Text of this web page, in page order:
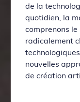
de la
quotidien, la
comprenons
radicalement
nouvelles
de création